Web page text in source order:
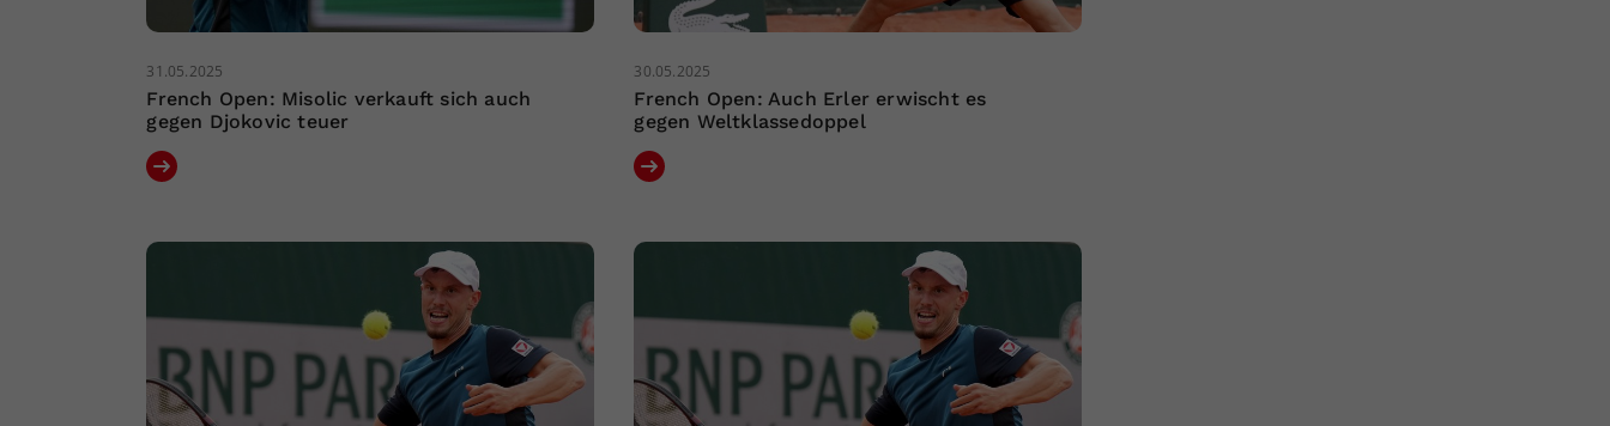
31.05.2025
French Open: Misolic verkauft sich auch
gegen Djokovic teuer
30.05.2025
French Open: Auch Erler erwischt es
gegen Weltklassedoppel